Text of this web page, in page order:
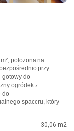
położona na
przy
gotowy do
ogródek z
do
spaceru, który
30,06 m2